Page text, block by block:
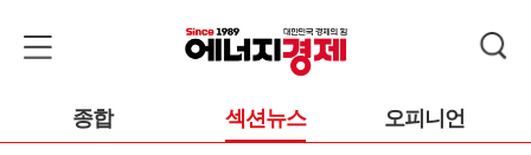
종합 섹션뉴스 오피니언